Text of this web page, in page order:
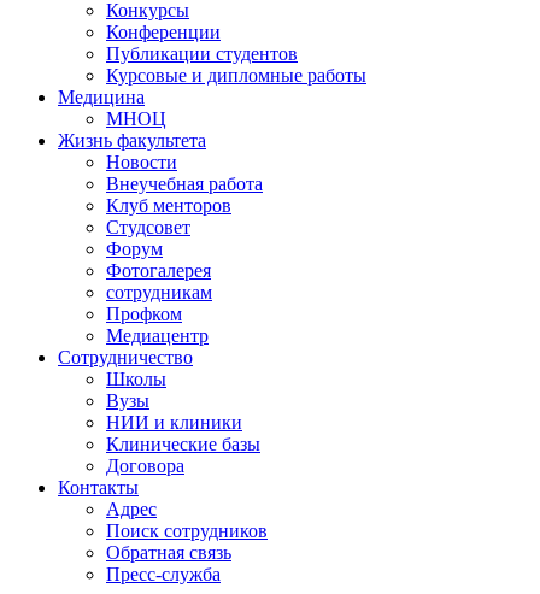
Конкурсы
Конференции
Публикации студентов
Курсовые и дипломные работы
Медицина
МНОЦ
Жизнь факультета
Новости
Внеучебная работа
Клуб менторов
Студсовет
Форум
Фотогалерея
сотрудникам
Профком
Медиацентр
Сотрудничество
Школы
Вузы
НИИ и клиники
Клинические базы
Договора
Контакты
Адрес
Поиск сотрудников
Обратная связь
Пресс-служба